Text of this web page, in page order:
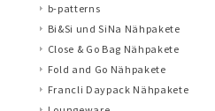
b-patterns
Bi&Si und SiNa Nähpakete
Close & Go Bag Nähpakete
Fold and Go Nähpakete
Francli Daypack Nähpakete